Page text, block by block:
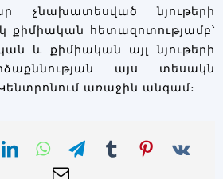
չնախատեսված նյութերի
քիմիական հետազոտությամբ՝
և քիմիական այլ նյութերի
այս տեսակն
առաջին անգամ։